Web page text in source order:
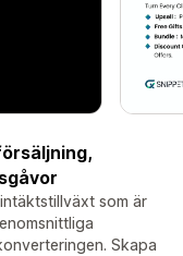
som är
Skapa